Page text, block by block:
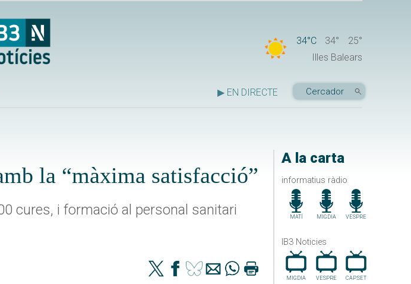
34°C 34°
25°
Illes Balears
▶ EN DIRECTE
A la carta
informatius ràdio
MATÍ MIGDIA VESPRE
IB3 Noticies
MIGDIA VESPRE CAP.SET
la “màxima satisfacció”
cures, i formació al personal sanitari